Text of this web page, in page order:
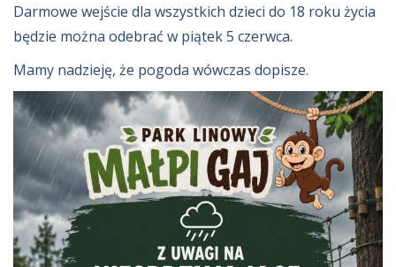
Darmowe wejście dla wszystkich dzieci do 18 roku życia
będzie można odebrać w piątek 5 czerwca.
Mamy nadzieję, że pogoda wówczas dopisze.